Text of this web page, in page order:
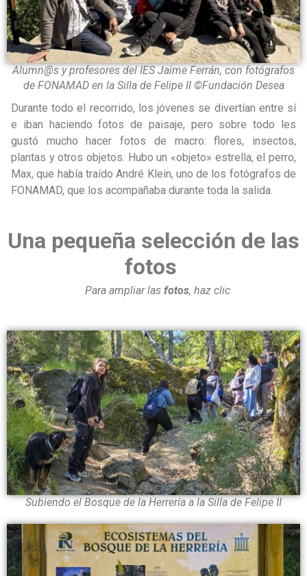
Alumn@s y profesores del IES Jaime Ferrán, con fotógrafos
de FONAMAD en la Silla de Felipe II ©Fundación Desea
Durante todo el recorrido, los jóvenes se divertían entre sí
e iban haciendo fotos de paisaje, pero sobre todo les
gustó mucho hacer fotos de macro: flores, insectos,
plantas y otros objetos. Hubo un «objeto» estrella, el perro,
Max, que había traído André Klein, uno de los fotógrafos de
FONAMAD, que los acompañaba durante toda la salida.
Una pequeña selección de las
fotos
Para ampliar las fotos, haz clic
Subiendo el Bosque de la Herrería a la Silla de Felipe II